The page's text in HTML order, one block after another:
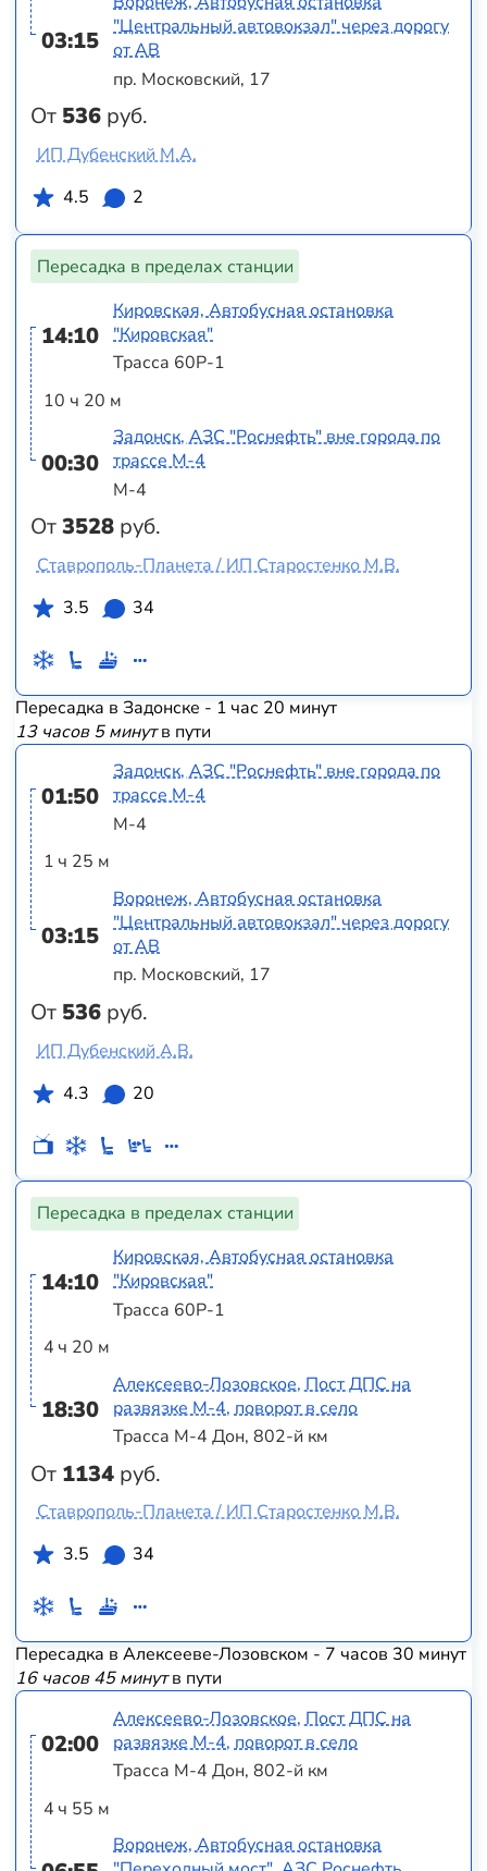
03:15
От 536 руб.
"Центральный автовокзал" через дорогу
от АВ
пр. Московский, 17
ИП Дубенский М.А.
4.5
2
Пересадка в пределах станции
14:10
10 ч 20 м
00:30
От3528 руб.
Кировская, Автобусная остановка
"Кировская"
Трасса 60Р-1
Задонск, АЗС "Роснефть" вне города по
трассе М-4
М-4
Ставрополь-Планета / ИП Старостенко М.В.
3.5
34
Пересадка в Задонске - 1 час 20 минут
13 часов 5 минутв пути
01:50
1 ч 25 м
03:15
От 536 руб.
Задонск, АЗС "Роснефть" вне города по
трассе М-4
М-4
Воронеж, Автобусная остановка
"Центральный автовокзал" через дорогу
от АВ
пр. Московский, 17
ИП Дубенский А.В.
4.3
20
Пересадка в пределах станции
14:10
4 ч 20 м
18:30
От 1134 руб.
Кировская, Автобусная остановка
"Кировская"
Трасса 60Р-1
Алексеево-Лозовское, Пост ДПС на
развязке М-4, поворот в село
Трасса М-4 Дон, 802-й км
Ставрополь-Планета / ИП Старостенко М.В.
3.5
34
Пересадка в Алексееве-Лозовском - 7 часов 30 минут
16 часов 45 минутв пути
02:00
4 ч 55 м
Алексеево-Лозовское, Пост ДПС на
развязке М-4, поворот в село
Трасса М-4 Дон, 802-й км
Воронеж, Автобусная остановка